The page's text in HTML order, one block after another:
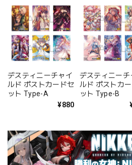
デスティニーチャイ
ルド ポストカードセ
ット Type-A
¥880
デスティニーチ
ルド ポストカ
ット Type-B